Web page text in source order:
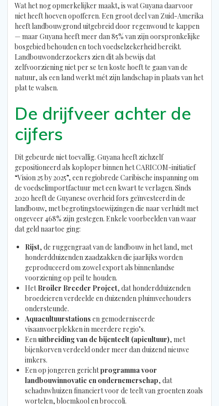
Wat het nog opmerkelijker maakt, is wat Guyana daarvoor
niet heeft hoeven opofferen. Een groot deel van Zuid-Amerika
heeft landbouwgrond uitgebreid door regenwoud te kappen
— maar Guyana heeft meer dan 85% van zijn oorspronkelijke
bosgebied behouden en toch voedselzekerheid bereikt.
Landbouwonderzoekers zien dit als bewijs dat
zelfvoorziening niet per se ten koste hoeft te gaan van de
natuur, als een land werkt mét zijn landschap in plaats van het
plat te walsen.
De drijfveer achter de
cijfers
Dit gebeurde niet toevallig. Guyana heeft zichzelf
gepositioneerd als koploper binnen het CARICOM-initiatief
“Vision 25 by 2025”, een regiobrede Caribische inspanning om
de voedselimportfactuur met een kwart te verlagen. Sinds
2020 heeft de Guyanese overheid fors geïnvesteerd in de
landbouw, met begrotingstoewijzingen die naar verluidt met
ongeveer 468% zijn gestegen. Enkele voorbeelden van waar
dat geld naartoe ging:
Rijst, de ruggengraat van de landbouw in het land, met
honderdduizenden zaadzakken die jaarlijks worden
geproduceerd om zowel export als binnenlandse
voorziening op peil te houden.
HetBroiler Breeder Project, dat honderdduizenden
broedeieren verdeelde en duizenden pluimveehouders
ondersteunde.
Aquacultuurstations en gemoderniseerde
visaanvoerplekken in meerdere regio’s.
Eenuitbreiding van de bijenteelt (apicultuur), met
bijenkorven verdeeld onder meer dan duizend nieuwe
imkers.
Een op jongeren gerichtprogramma voor
landbouwinnovatie en ondernemerschap, dat
schaduwhuizen financiert voor de teelt van groenten zoals
wortelen, bloemkool en broccoli.